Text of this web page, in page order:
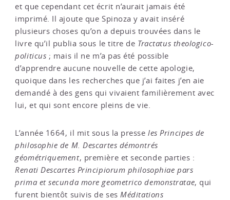
et que cependant cet écrit n’aurait jamais été
imprimé. Il ajoute que Spinoza y avait inséré
plusieurs choses qu’on a depuis trouvées dans le
livre qu’il publia sous le titre de Tractatus theologico-
politicus ; mais il ne m’a pas été possible
d’apprendre aucune nouvelle de cette apologie,
quoique dans les recherches que j’ai faites j’en aie
demandé à des gens qui vivaient familièrement avec
lui, et qui sont encore pleins de vie.
L’année 1664, il mit sous la presseles Principes de
philosophie de M. Descartes démontrés
géométriquement, première et seconde parties :
Renati Descartes Principiorum philosophiae pars
prima et secunda more geometrico demonstratae, qui
furent bientôt suivis de ses Méditations